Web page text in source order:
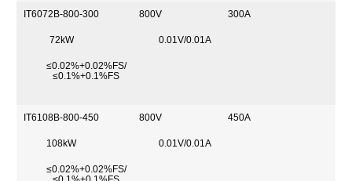
IT6072B-800-300 800V 300A
72kW 0.01V/0.01A
≤0.02%+0.02%FS/
≤0.1%+0.1%FS
IT6108B-800-450 800V 450A
108kW 0.01V/0.01A
≤0.02%+0.02%FS/